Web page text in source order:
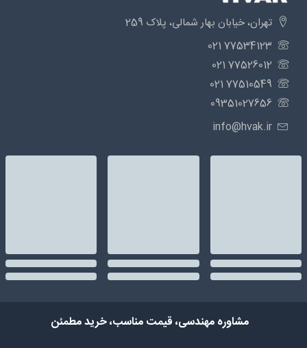
تهران، خیابان بهار شمالی، پلاک 259
77534123 021
77526012 021
77510549 021
09351027656
info@hvak.ir
مشاوره مهندسی، قیمت مناسب، خرید مطمئن